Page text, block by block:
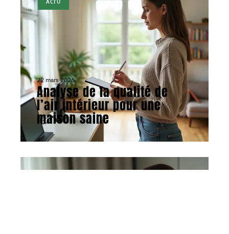
ACTU
22 mars 2026
Analyse de la qualité de
l’air intérieur pour une
maison saine